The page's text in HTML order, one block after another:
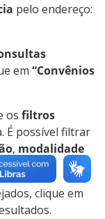
pelo endereço:
em “Convênios
os filtros
É possível filtrar
, modalidade
clique em